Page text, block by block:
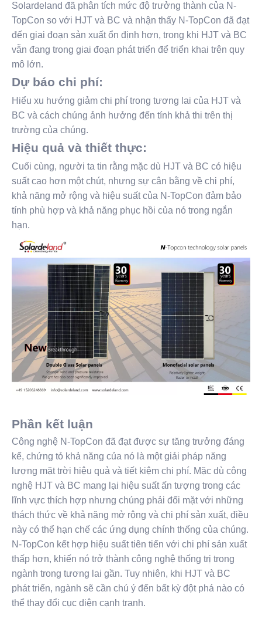
Solardeland đã phân tích mức độ trưởng thành của N-
TopCon so với HJT và BC và nhận thấy N-TopCon đã đạt
đến giai đoạn sản xuất ổn định hơn, trong khi HJT và BC
vẫn đang trong giai đoạn phát triển để triển khai trên quy
mô lớn.
Dự báo chi phí:
Hiểu xu hướng giảm chi phí trong tương lai của HJT và
BC và cách chúng ảnh hưởng đến tính khả thi trên thị
trường của chúng.
Hiệu quả và thiết thực:
Cuối cùng, người ta tin rằng mặc dù HJT và BC có hiệu
suất cao hơn một chút, nhưng sự cân bằng về chi phí,
khả năng mở rộng và hiệu suất của N-TopCon đảm bảo
tính phù hợp và khả năng phục hồi của nó trong ngắn
hạn.
Phần kết luận
Công nghệ N-TopCon đã đạt được sự tăng trưởng đáng
kể, chứng tỏ khả năng của nó là một giải pháp năng
lượng mặt trời hiệu quả và tiết kiệm chi phí. Mặc dù công
nghệ HJT và BC mang lại hiệu suất ấn tượng trong các
lĩnh vực thích hợp nhưng chúng phải đối mặt với những
thách thức về khả năng mở rộng và chi phí sản xuất, điều
này có thể hạn chế các ứng dụng chính thống của chúng.
N-TopCon kết hợp hiệu suất tiên tiến với chi phí sản xuất
thấp hơn, khiến nó trở thành công nghệ thống trị trong
ngành trong tương lai gần. Tuy nhiên, khi HJT và BC
phát triển, ngành sẽ cần chú ý đến bất kỳ đột phá nào có
thể thay đổi cục diện cạnh tranh.